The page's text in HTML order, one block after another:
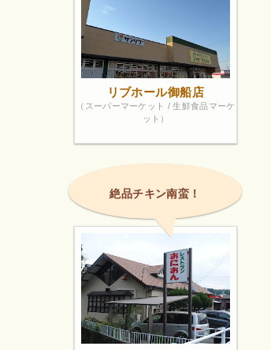
リブホール御船店
（スーパーマーケット / 生鮮食品マーケ
ット）
絶品チキン南蛮！